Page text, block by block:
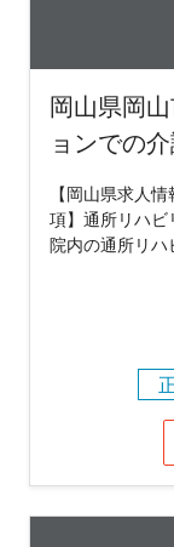
岡山県岡
ョンでの
【岡山県求人
項】通所リハビ
院内の通所リハ